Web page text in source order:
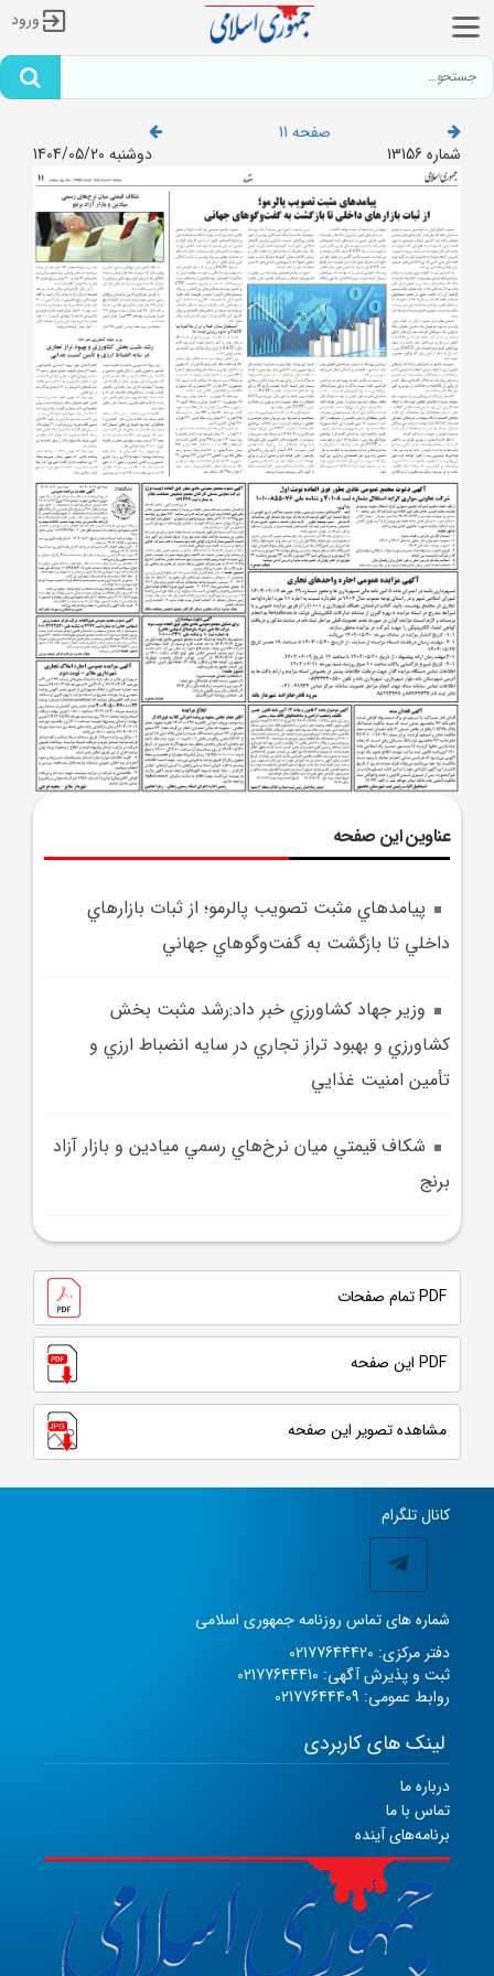
ورود
صفحه 11
شماره 13156
دوشنبه 1404/05/20
عناوین این صفحه
پيامدهاي مثبت تصويب پالرمو؛ از ثبات بازارهاي
داخلي تا بازگشت به گفت‌وگوهاي جهاني
وزير جهاد کشاورزي خبر داد:رشد مثبت بخش
کشاورزي و بهبود تراز تجاري در سايه انضباط ارزي و
تأمين امنيت غذايي
شکاف قيمتي ميان نرخ‌هاي رسمي ميادين و بازار آزاد
برنج
PDF تمام صفحات
PDF این صفحه
مشاهده تصویر این صفحه
کانال تلگرام
شماره های تماس روزنامه جمهوری اسلامی
دفتر مرکزی: 02177644420
ثبت و پذیرش آگهی: 02177644410
روابط عمومی: 02177644409
لینک های کاربردی
درباره ما
تماس با ما
برنامه‌های آینده